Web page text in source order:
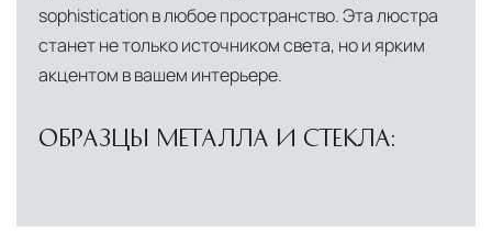
Средиземноморского региона
Лондон, Великобритания—
логистический хаб для европейского рынка
США— центр доставки для
североамериканского сегмента
sophistication в любое пространство. Эта люстра
станет не только источником света, но и ярким
акцентом в вашем интерьере.
ОБРАЗЦЫ МЕТАЛЛА И СТЕКЛА: